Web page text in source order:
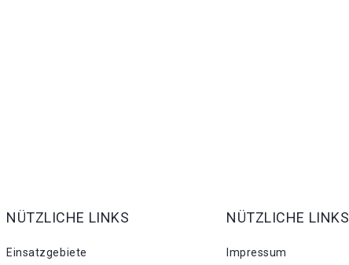
NÜTZLICHE LINKS
Einsatzgebiete
NÜTZLICHE LINKS
Impressum